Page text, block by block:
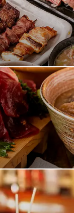
会にはお得なソフ
やお時間帯によっ
ンをお選びくださ
なコースをご用意
み』、揚げ物では
もお楽しみいた
み放題付きですの
名物『三崎漁港の
っぷり2時間の飲み
さ・低価格】三拍